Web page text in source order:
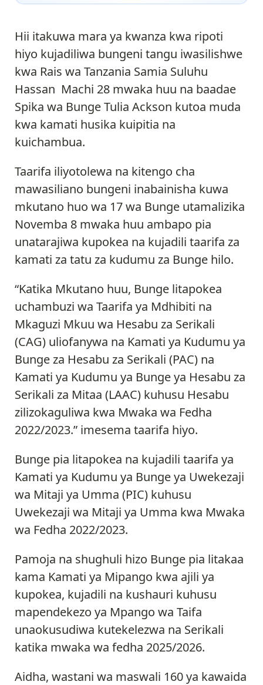
Hii itakuwa mara ya kwanza kwa ripoti
hiyo kujadiliwa bungeni tangu iwasilishwe
kwa Rais wa Tanzania Samia Suluhu
Hassan Machi 28 mwaka huu na baadae
Spika wa Bunge Tulia Ackson kutoa muda
kwa kamati husika kuipitia na
kuichambua.
Taarifa iliyotolewa na kitengo cha
mawasiliano bungeni inabainisha kuwa
mkutano huo wa 17 wa Bunge utamalizika
Novemba 8 mwaka huu ambapo pia
unatarajiwa kupokea na kujadili taarifa za
kamati za tatu za kudumu za Bunge hilo.
“Katika Mkutano huu, Bunge litapokea
uchambuzi wa Taarifa ya Mdhibiti na
Mkaguzi Mkuu wa Hesabu za Serikali
(CAG) uliofanywa na Kamati ya Kudumu ya
Bunge za Hesabu za Serikali (PAC) na
Kamati ya Kudumu ya Bunge ya Hesabu za
Serikali za Mitaa (LAAC) kuhusu Hesabu
zilizokaguliwa kwa Mwaka wa Fedha
2022/2023.” imesema taarifa hiyo.
Bunge pia litapokea na kujadili taarifa ya
Kamati ya Kudumu ya Bunge ya Uwekezaji
wa Mitaji ya Umma (PIC) kuhusu
Uwekezaji wa Mitaji ya Umma kwa Mwaka
wa Fedha 2022/2023.
Pamoja na shughuli hizo Bunge pia litakaa
kama Kamati ya Mipango kwa ajili ya
kupokea, kujadili na kushauri kuhusu
mapendekezo ya Mpango wa Taifa
unaokusudiwa kutekelezwa na Serikali
katika mwaka wa fedha 2025/2026.
Aidha, wastani wa maswali 160 ya kawaida